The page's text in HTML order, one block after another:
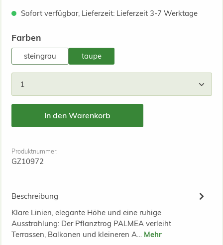
Sofort verfügbar, Lieferzeit: Lieferzeit 3-7 Werktage
Farbenauswählen
steingrau taupe
In den Warenkorb
Produktnummer:
GZ10972
Beschreibung
Klare Linien, elegante Höhe und eine ruhige
Ausstrahlung: Der Pflanztrog PALMEA verleiht
Terrassen, Balkonen und kleineren A… Mehr